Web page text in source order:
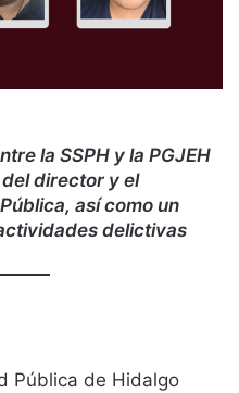
la SSPH y la PGJEH
director y el
así como un
delictivas
Pública de Hidalgo